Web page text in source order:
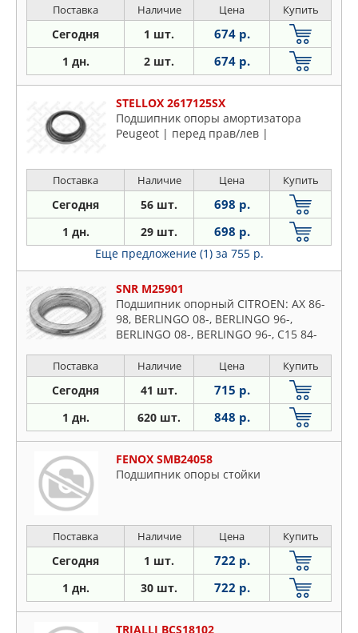
Поставка Наличие Цена Купить
Сегодня 1 шт. 674 р.
1 дн. 2 шт. 674 р.
STELLOX 2617125SX
Подшипник опоры амортизатора
Peugeot | перед прав/лев |
Поставка Наличие Цена Купить
Сегодня 56 шт. 698 р.
1 дн. 29 шт. 698 р.
Еще предложение (1) за 755 р.
SNR M25901
Подшипник опорный CITROEN: AX 86-
98, BERLINGO 08-, BERLINGO 96-,
BERLINGO 08-, BERLINGO 96-, C15 84-
C4 Grand Picasso 06
Поставка Наличие Цена Купить
Сегодня 41 шт. 715 р.
1 дн. 620 шт. 848 р.
FENOX SMB24058
Подшипник опоры стойки
Поставка Наличие Цена Купить
Сегодня 1 шт. 722 р.
1 дн. 30 шт. 722 р.
TRIALLI BCS18102